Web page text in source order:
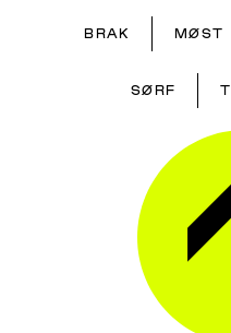
BRAK MØST
SØRF